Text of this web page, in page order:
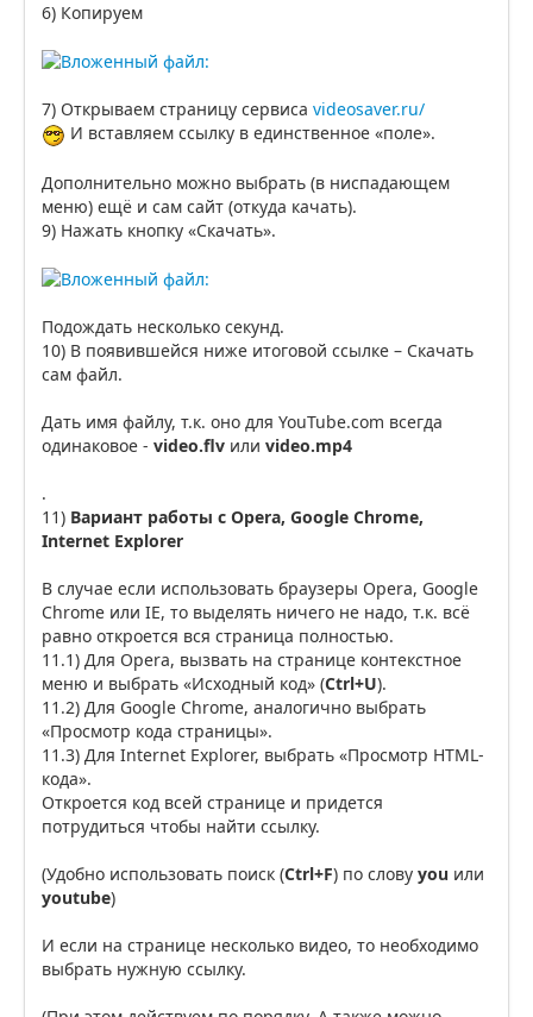
6) Копируем
7) Открываем страницу сервиса videosaver.ru/
И вставляем ссылку в единственное «поле».
Дополнительно можно выбрать (в ниспадающем
меню) ещё и сам сайт (откуда качать).
9) Нажать кнопку «Скачать».
Подождать несколько секунд.
10) В появившейся ниже итоговой ссылке – Скачать
сам файл.
Дать имя файлу, т.к. оно для YouTube.com всегда
одинаковое - video.flv или video.mp4
.
11) Вариант работы с Opera, Google Chrome,
Internet Explorer
В случае если использовать браузеры Opera, Google
Chrome или IE, то выделять ничего не надо, т.к. всё
равно откроется вся страница полностью.
11.1) Для Opera, вызвать на странице контекстное
меню и выбрать «Исходный код» (Ctrl+U).
11.2) Для Google Chrome, аналогично выбрать
«Просмотр кода страницы».
11.3) Для Internet Explorer, выбрать «Просмотр HTML-
кода».
Откроется код всей странице и придется
потрудиться чтобы найти ссылку.
(Удобно использовать поиск (Ctrl+F) по слову you или
youtube)
И если на странице несколько видео, то необходимо
выбрать нужную ссылку.